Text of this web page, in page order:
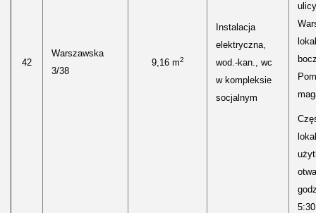
42
Warszawska
3/38
9,16 m2
Instalacja
elektryczna,
wod.-kan., wc
w kompleksie
socjalnym
ulicy